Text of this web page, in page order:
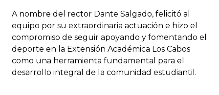
A nombre del rector Dante Salgado, felicitó al
equipo por su extraordinaria actuación e hizo el
compromiso de seguir apoyando y fomentando el
deporte en la Extensión Académica Los Cabos
como una herramienta fundamental para el
desarrollo integral de la comunidad estudiantil.